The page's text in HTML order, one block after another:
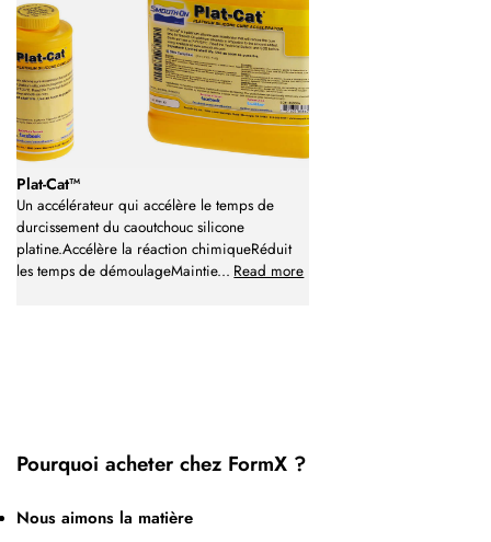
Plat-Cat™
Un accélérateur qui accélère le temps de
durcissement du caoutchouc silicone
platine.Accélère la réaction chimiqueRéduit
les temps de démoulageMaintie... Read more
Pourquoi acheter chez FormX ?
Nous aimons la matière